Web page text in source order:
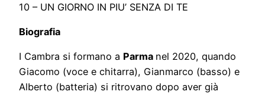
10 – UN GIORNO IN PIU’ SENZA DI TE
Biografia
I Cambra si formano a Parma nel 2020, quando
Giacomo (voce e chitarra), Gianmarco (basso) e
Alberto (batteria) si ritrovano dopo aver già